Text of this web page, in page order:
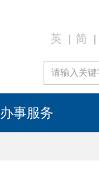
英 简
办事服务